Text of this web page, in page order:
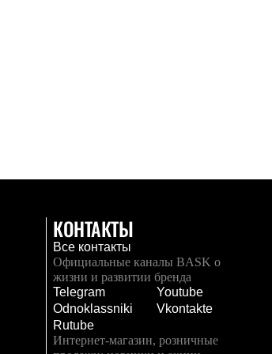
КОНТАКТЫ
Все контакты
Официальные каналы BASK о
жизни и развитии бренда
Telegram
Youtube
Odnoklassniki
Vkontakte
Rutube
Интернет-магазин, розничные